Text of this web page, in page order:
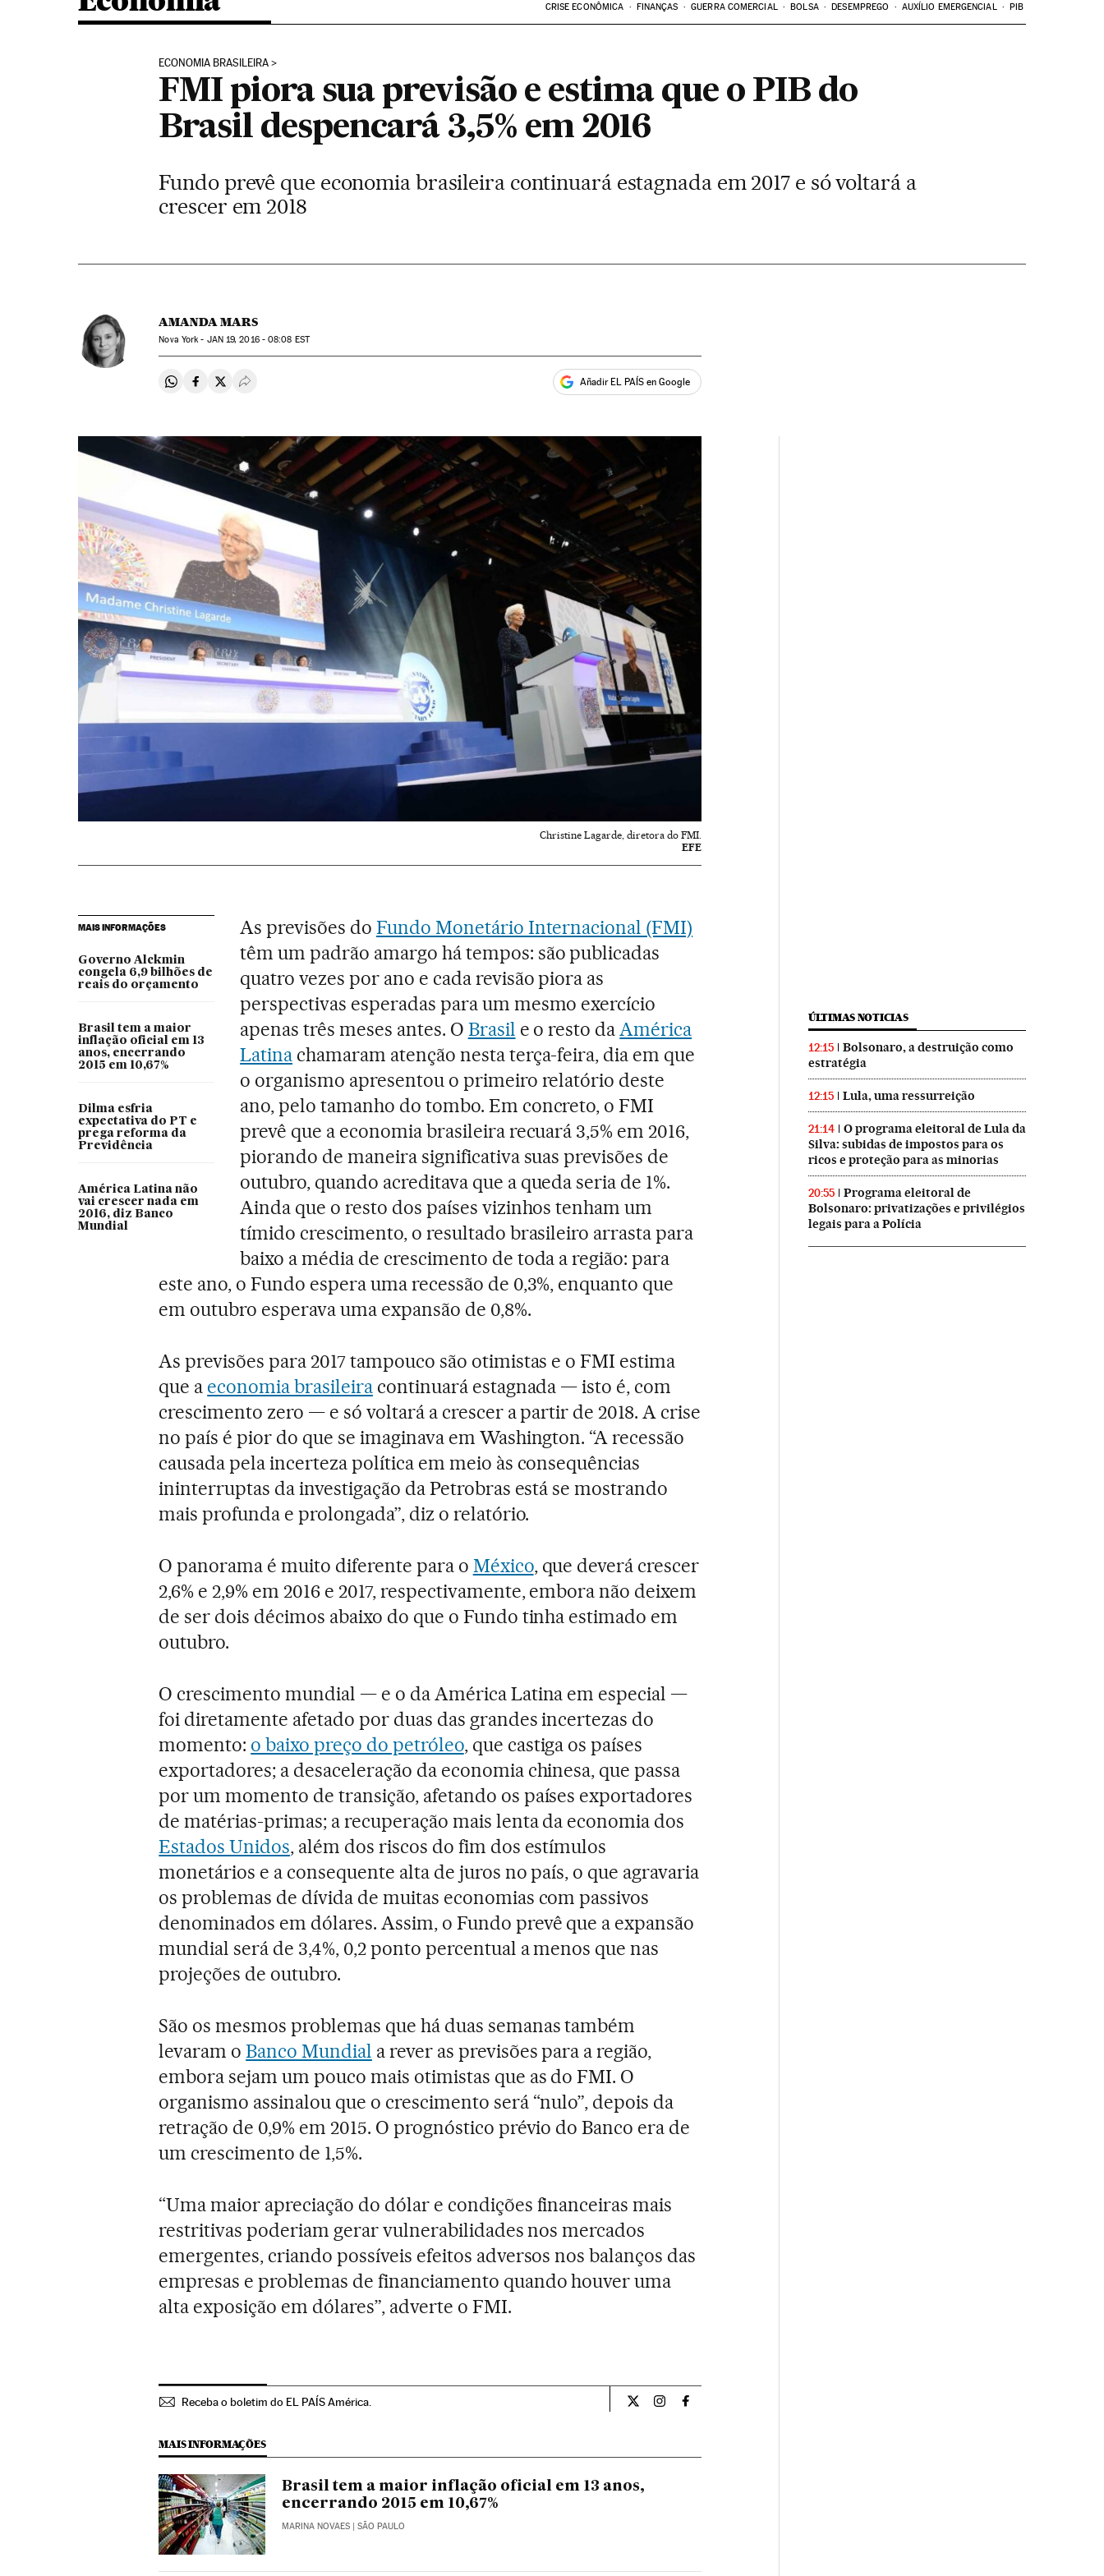
CRISE ECONÔMICA FINANÇAS GUERRA COMERCIAL BOLSA DESEMPREGO AUXÍLIO EMERGENCIAL PIB
ECONOMIA BRASILEIRA
FMI piora sua previsão e estima que o PIB do
Brasil despencará 3,5% em 2016
Fundo prevê que economia brasileira continuará estagnada em 2017 e só voltará a
crescer em 2018
AMANDA MARS
Nova York - JAN19, 2016 - 08:08 EST
Compartir en Whatsapp
Compartir en Facebook
Compartir en Twitter
Desplegar Redes Sociales Añadir EL PAÍS en Google
Christine Lagarde, diretora do FMI.
EFE
MAIS INFORMAÇÕES
Governo Alckmin
congela 6,9 bilhões de
reais do orçamento
Brasil tem a maior
inflação oficial em 13
anos, encerrando
2015 em 10,67%
Dilma esfria
expectativa do PT e
prega reforma da
Previdência
América Latina não
vai crescer nada em
2016, diz Banco
Mundial
As previsões do Fundo Monetário Internacional (FMI)
têm um padrão amargo há tempos: são publicadas
quatro vezes por ano e cada revisão piora as
perspectivas esperadas para um mesmo exercício
apenas três meses antes. O Brasil e o resto daAmérica
Latina chamaram atenção nesta terça-feira, dia em que
o organismo apresentou o primeiro relatório deste
ano, pelo tamanho do tombo. Em concreto, o FMI
prevê que a economia brasileira recuará 3,5% em 2016,
piorando de maneira significativa suas previsões de
outubro, quando acreditava que a queda seria de 1%.
Ainda que o resto dos países vizinhos tenham um
tímido crescimento, o resultado brasileiro arrasta para
baixo a média de crescimento de toda a região: para
este ano, o Fundo espera uma recessão de 0,3%, enquanto que
em outubro esperava uma expansão de 0,8%.
As previsões para 2017 tampouco são otimistas e o FMI estima
que a economia brasileiracontinuará estagnada — isto é, com
crescimento zero — e só voltará a crescer a partir de 2018. A crise
no país é pior do que se imaginava em Washington. “A recessão
causada pela incerteza política em meio às consequências
ininterruptas da investigação da Petrobras está se mostrando
mais profunda e prolongada”, diz o relatório.
O panorama é muito diferente para o México, que deverá crescer
2,6% e 2,9% em 2016 e 2017, respectivamente, embora não deixem
de ser dois décimos abaixo do que o Fundo tinha estimado em
outubro.
O crescimento mundial — e o da América Latina em especial —
foi diretamente afetado por duas das grandes incertezas do
momento: o baixo preço do petróleo, que castiga os países
exportadores; a desaceleração da economia chinesa, que passa
por um momento de transição, afetando os países exportadores
de matérias-primas; a recuperação mais lenta da economia dos
Estados Unidos, além dos riscos do fim dos estímulos
monetários e a consequente alta de juros no país, o que agravaria
os problemas de dívida de muitas economias com passivos
denominados em dólares. Assim, o Fundo prevê que a expansão
mundial será de 3,4%, 0,2 ponto percentual a menos que nas
projeções de outubro.
São os mesmos problemas que há duas semanas também
levaram oBanco Mundial a rever as previsões para a região,
embora sejam um pouco mais otimistas que as do FMI. O
organismo assinalou que o crescimento será “nulo”, depois da
retração de 0,9% em 2015. O prognóstico prévio do Banco era de
um crescimento de 1,5%.
“Uma maior apreciação do dólar e condições financeiras mais
restritivas poderiam gerar vulnerabilidades nos mercados
emergentes, criando possíveis efeitos adversos nos balanços das
empresas e problemas de financiamento quando houver uma
alta exposição em dólares”, adverte o FMI.
Receba o boletim do EL PAÍS América. Economia El País Brasil en Twitter
Economia El País Brasil en Instagram
Economia El País Brasil en Facebook
MAIS INFORMAÇÕES
Brasil tem a maior inflação oficial em 13 anos,
encerrando 2015 em 10,67%
MARINA NOVAES | SÃO PAULO
ÚLTIMAS NOTICIAS
12:15
Bolsonaro, a destruição como
estratégia
12:15 Lula, uma ressurreição
21:14
O programa eleitoral de Lula da
Silva: subidas de impostos para os
ricos e proteção para as minorias
20:55
Programa eleitoral de
Bolsonaro: privatizações e privilégios
legais para a Polícia